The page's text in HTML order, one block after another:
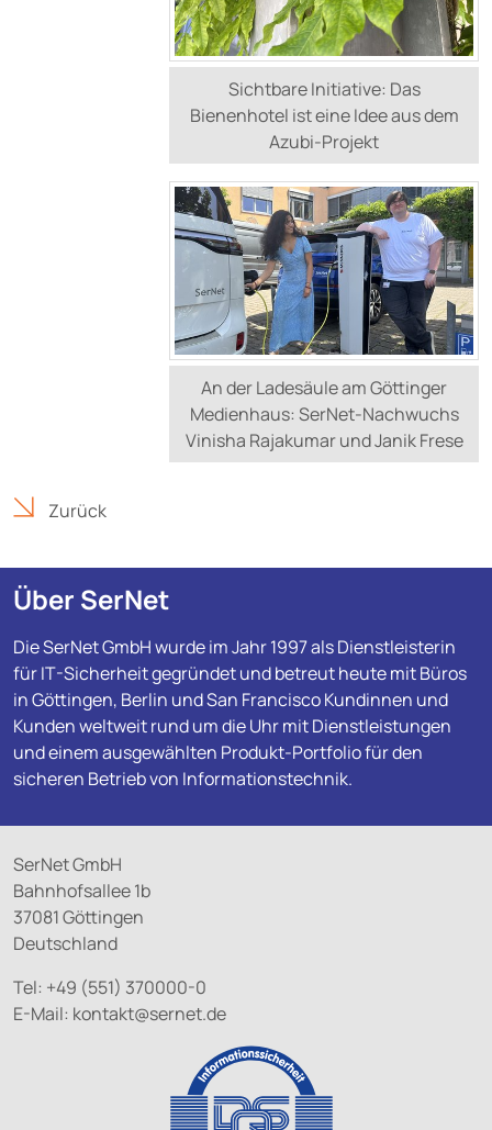
Sichtbare Initiative: Das
Bienenhotel ist eine Idee aus dem
Azubi-Projekt
An der Ladesäule am Göttinger
Medienhaus: SerNet-Nachwuchs
Vinisha Rajakumar und Janik Frese
Zurück
Über SerNet
Die SerNet GmbH wurde im Jahr 1997 als Dienstleisterin
für IT-Sicherheit gegründet und betreut heute mit Büros
in Göttingen, Berlin und San Francisco Kundinnen und
Kunden weltweit rund um die Uhr mit Dienstleistungen
und einem ausgewählten Produkt-Portfolio für den
sicheren Betrieb von Informationstechnik.
SerNet GmbH
Bahnhofsallee 1b
37081 Göttingen
Deutschland
Tel: +49 (551) 370000-0
E-Mail: kontakt@sernet.de